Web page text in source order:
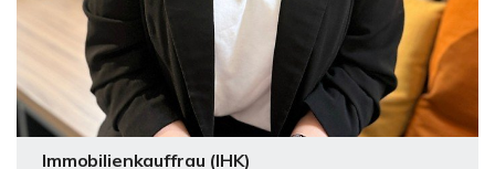
Immobilienkauffrau (IHK)